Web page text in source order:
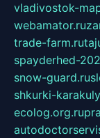
vladivostok-
webamator.ru
trade-farm.ru
spayderhed-
snow-guard.ru
shkurki-
ecolog.org.ru